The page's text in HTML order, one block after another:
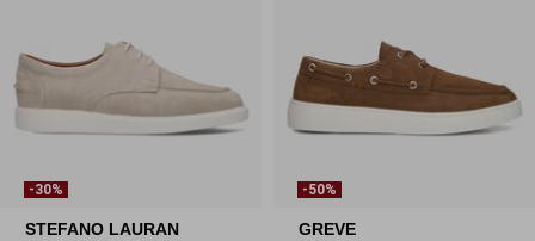
-30%
STEFANO LAURAN
-50%
GREVE